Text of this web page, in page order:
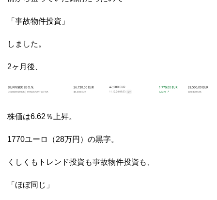
「事故物件投資」
しました。
2ヶ月後、
株価は6.62％上昇。
1770ユーロ（28万円）の黒字。
くしくもトレンド投資も事故物件投資も、
「ほぼ同じ」